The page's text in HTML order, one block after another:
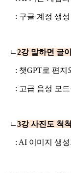
: 구글 계정 생성
ㄴ2강 말하면 글
: 챗GPT로 편지
: 고급 음성 모드
ㄴ3강사진도 척
: AI 이미지 생성